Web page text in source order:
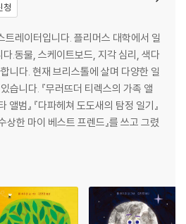
청
트레이터입니다. 플리머스 대학에서 일
.동물, 스케이트보드, 지각 심리, 색다
니다. 현재 브리스톨에 살며 다양한 일
습니다. 『무러뜨더 티렉스의 가족 앨
앨범』 『다파헤쳐 도도새의 탐정 일기』
상한 마이 베스트 프렌드』를 쓰고 그렸